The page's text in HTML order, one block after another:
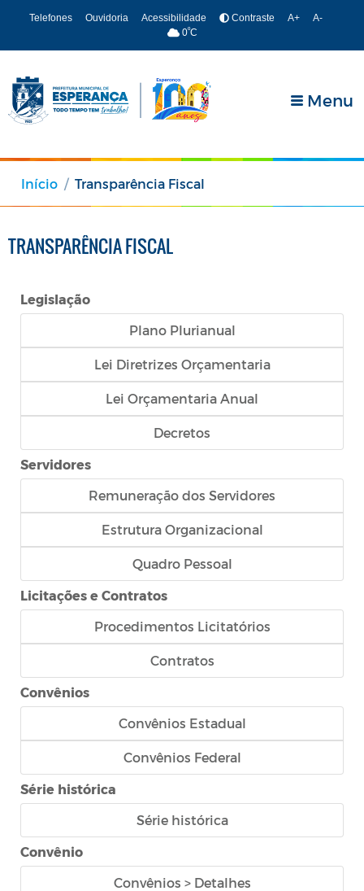
Telefones Ouvidoria Acessibilidade Contraste A+
A-
0ºC
Menu
Início Transparência Fiscal
TRANSPARÊNCIA FISCAL
Legislação
Plano Plurianual
Lei Diretrizes Orçamentaria
Lei Orçamentaria Anual
Decretos
Servidores
Remuneração dos Servidores
Estrutura Organizacional
Quadro Pessoal
Licitações e Contratos
Procedimentos Licitatórios
Contratos
Convênios
Convênios Estadual
Convênios Federal
Série histórica
Série histórica
Convênio
Convênios > Detalhes